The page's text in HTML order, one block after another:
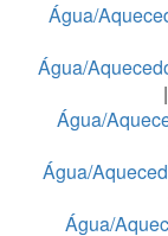
Água/
Água/
|
Água/
Água/
Água/